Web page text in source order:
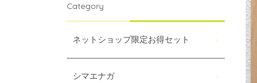
Category
ネットショップ限定お得セット
シマエナガ